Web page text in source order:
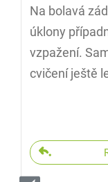
Na bolavá
úklony
vzpažení.
cvičení ještě